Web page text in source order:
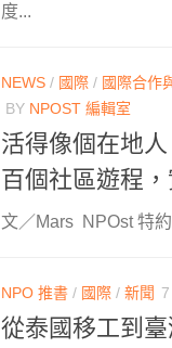
度...
NEWS / 國際 / 國際合作
BY NPOST 編輯室
活得像個在地
百個社區遊程
文／Mars NPOst 特
NPO 推書 / 國際 / 新聞
從泰國移工到